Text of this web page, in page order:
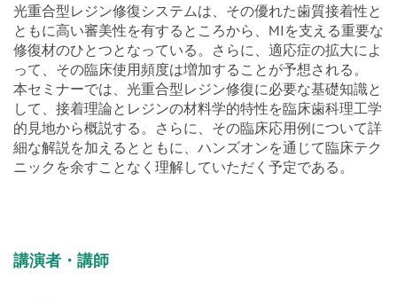
光重合型レジン修復システムは、その優れた歯質接着性と
ともに高い審美性を有するところから、MIを支える重要な
修復材のひとつとなっている。さらに、適応症の拡大によ
って、その臨床使用頻度は増加することが予想される。
本セミナーでは、光重合型レジン修復に必要な基礎知識と
して、接着理論とレジンの材料学的特性を臨床歯科理工学
的見地から概説する。さらに、その臨床応用例について詳
細な解説を加えるとともに、ハンズオンを通じて臨床テク
ニックを余すことなく理解していただく予定である。
講演者・講師